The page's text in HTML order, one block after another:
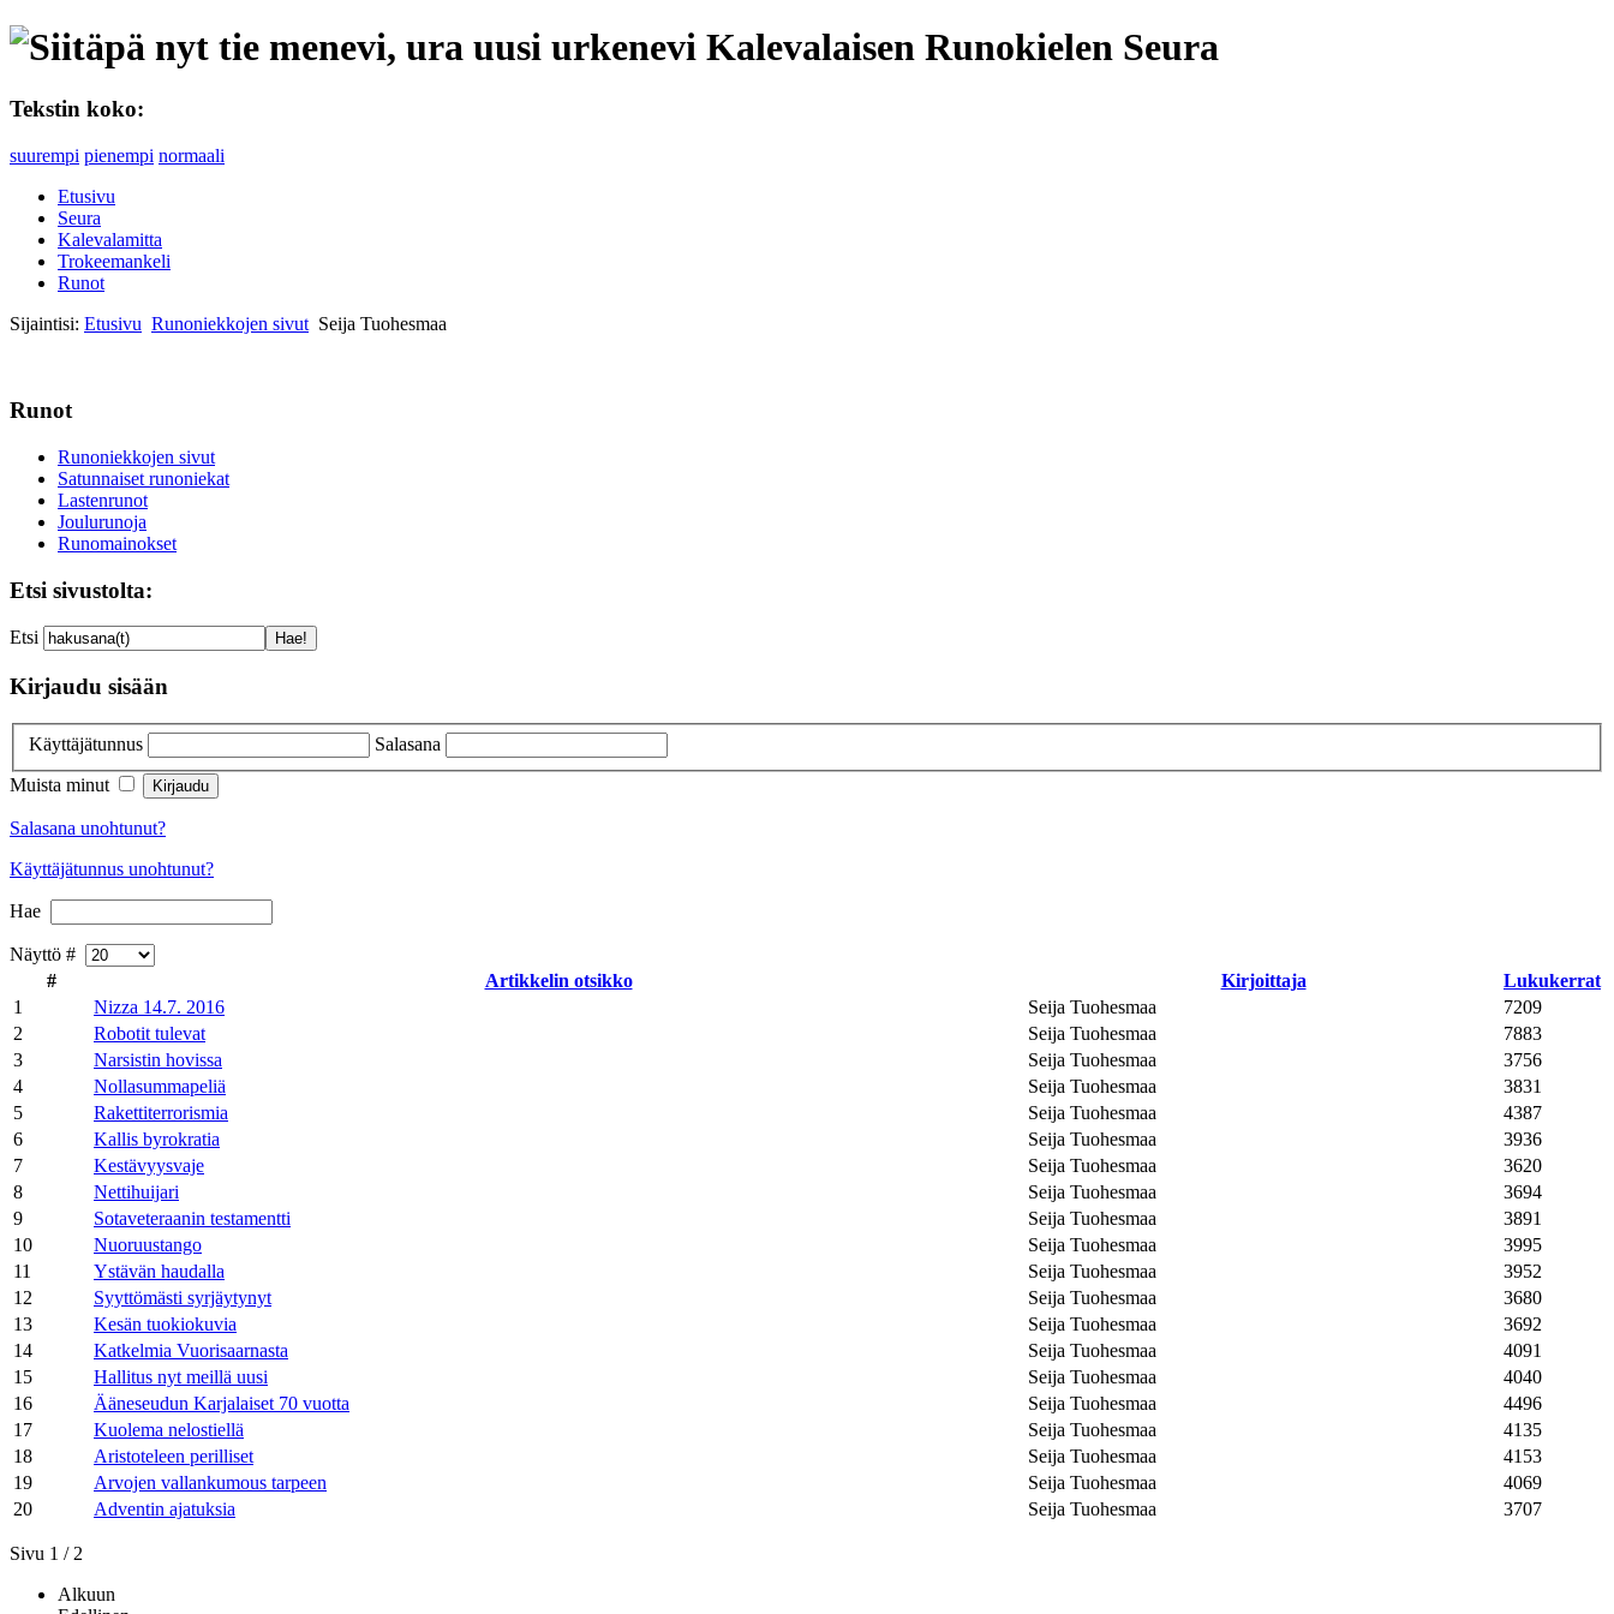
Kalevalaisen Runokielen Seura
Tekstin koko:
suurempi pienempi normaali
Etusivu
Seura
Kalevalamitta
Trokeemankeli
Runot
Sijaintisi: Etusivu Runoniekkojen sivut Seija Tuohesmaa
Runot
Runoniekkojen sivut
Satunnaiset runoniekat
Lastenrunot
Joulurunoja
Runomainokset
Etsi sivustolta:
Etsi
Kirjaudu sisään
Käyttäjätunnus
Salasana
Muista minut
Salasana unohtunut?
Käyttäjätunnus unohtunut?
Hae
Näyttö #
#
Artikkelin otsikko Kirjoittaja
Lukukerrat
1
Nizza 14.7. 2016 Seija Tuohesmaa
7209
2
Robotit tulevat Seija Tuohesmaa
7883
3
Narsistin hovissa Seija Tuohesmaa
3756
4
Nollasummapeliä Seija Tuohesmaa
3831
5
Rakettiterrorismia Seija Tuohesmaa
4387
6
Kallis byrokratia Seija Tuohesmaa
3936
7
Kestävyysvaje Seija Tuohesmaa
3620
8
Nettihuijari Seija Tuohesmaa
3694
9
Sotaveteraanin testamentti Seija Tuohesmaa
3891
10
Nuoruustango Seija Tuohesmaa
3995
11
Ystävän haudalla Seija Tuohesmaa
3952
12
Syyttömästi syrjäytynyt Seija Tuohesmaa
3680
13
Kesän tuokiokuvia Seija Tuohesmaa
3692
14
Katkelmia Vuorisaarnasta Seija Tuohesmaa
4091
15
Hallitus nyt meillä uusi Seija Tuohesmaa
4040
16
Ääneseudun Karjalaiset 70 vuotta Seija Tuohesmaa
4496
17
Kuolema nelostiellä Seija Tuohesmaa
4135
18
Aristoteleen perilliset Seija Tuohesmaa
4153
19
Arvojen vallankumous tarpeen Seija Tuohesmaa
4069
20
Adventin ajatuksia Seija Tuohesmaa 3707
Sivu 1 / 2
Alkuun